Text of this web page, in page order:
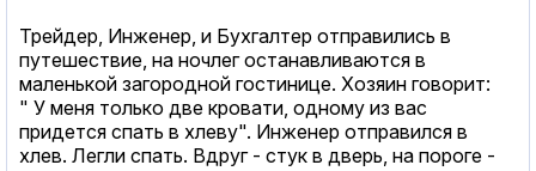
Трейдер, Инженер, и Бухгалтер отправились в
путешествие, на ночлег останавливаются в
маленькой загородной гостинице. Хозяин говорит:
" У меня только две кровати, одному из вас
придется спать в хлеву". Инженер отправился в
хлев. Легли спать. Вдруг - стук в дверь, на пороге -